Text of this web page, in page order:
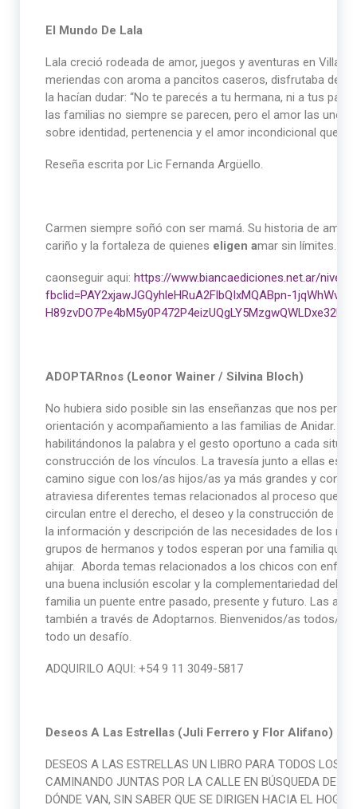
El Mundo De Lala
Lala creció rodeada de amor, juegos y aventuras en
meriendas con aroma a pancitos caseros, disfrutaba de
la hacían dudar: “No te parecés a tu hermana, ni a tus
las familias no siempre se parecen, pero el amor las une
sobre identidad, pertenencia y el amor incondicional que
Reseña escrita por Lic Fernanda Argüello.
Carmen siempre soñó con ser mamá. Su historia de
cariño y la fortaleza de quienes eligen amar sin límites.
caonseguir aqui: https://www.biancaediciones.net.ar/nivel-
fbclid=PAY2xjawJGQyhleHRuA2FlbQIxMQABpn-1jqWhWvf-
ADOPTARnos (Leonor Wainer / Silvina Bloch)
No hubiera sido posible sin las enseñanzas que nos
orientación y acompañamiento a las familias de Anidar.
habilitándonos la palabra y el gesto oportuno a cada
construcción de los vínculos. La travesía junto a ellas es
camino sigue con los/as hijos/as ya más grandes y con
atraviesa diferentes temas relacionados al proceso que
circulan entre el derecho, el deseo y la construcción de la
la información y descripción de las necesidades de los
grupos de hermanos y todos esperan por una familia que
ahijar. Aborda temas relacionados a los chicos con
una buena inclusión escolar y la complementariedad del
familia un puente entre pasado, presente y futuro. Las
también a través de Adoptarnos. Bienvenidos/as todos/
todo un desafío.
ADQUIRILO AQUI: +54 9 11 3049-5817
Deseos A Las Estrellas (Juli Ferrero y Flor Alifano)
DESEOS A LAS ESTRELLAS UN LIBRO PARA TODOS LOS
CAMINANDO JUNTAS POR LA CALLE EN BÚSQUEDA DE
DÓNDE VAN, SIN SABER QUE SE DIRIGEN HACIA EL